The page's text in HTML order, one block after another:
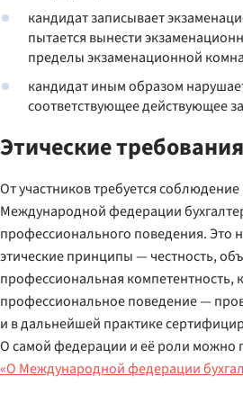
кандидат записывает
пытается вынести
пределы экзаменационной
кандидат иным образом
соответствующее действующее
Этические
От участников требуется соблюдение
Международной федерации
профессионального поведения. Это
этические принципы — честность,
профессиональная компетентность,
профессиональное поведение —
и в дальнейшей практике
О самой федерации и её роли можно
«О Международной федерации